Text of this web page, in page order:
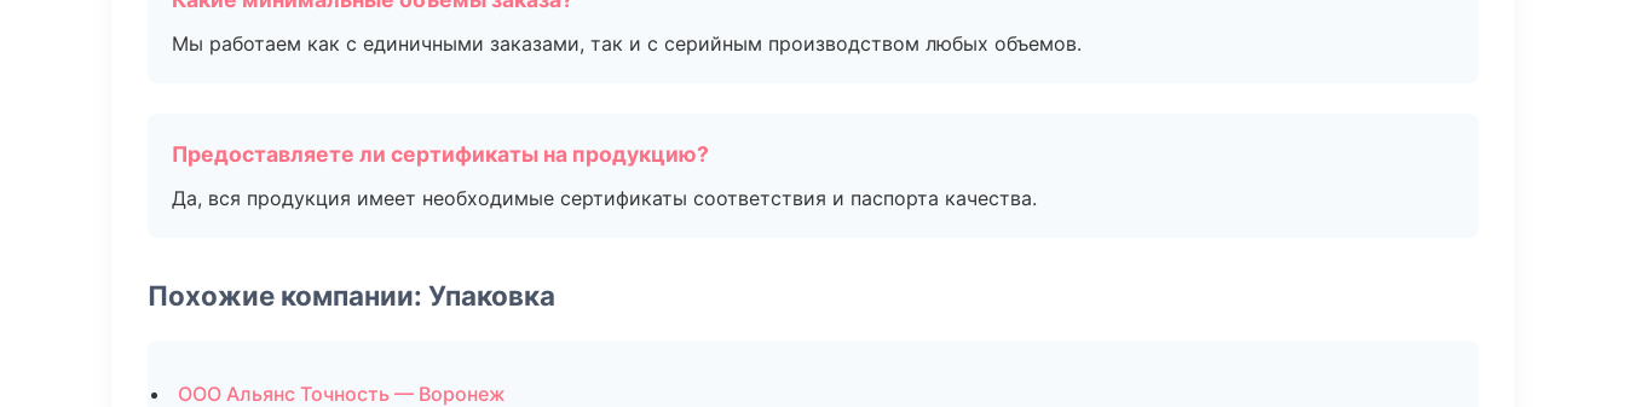
Мы работаем как с единичными заказами, так и с серийным производством любых объемов.
Предоставляете ли сертификаты на продукцию?
Да, вся продукция имеет необходимые сертификаты соответствия и паспорта качества.
Похожие компании: Упаковка
ООО Альянс Точность — Воронеж